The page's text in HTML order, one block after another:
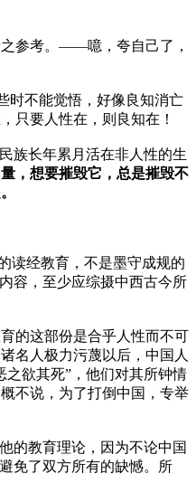
之参考。——噫，夸自己了，
时不能觉悟，好像良知消亡
只要人性在，则良知在！
族长年累月活在非人性的生
，想要摧毁它，总是摧毁不
读经教育，不是墨守成规的
容，至少应综摄中西古今所
的这部份是合乎人性而不可
名人极力污蔑以后，中国人
欲其死”，他们对其所钟情
不说，为了打倒中国，专举
的教育理论，因为不论中国
免了双方所有的缺憾。所